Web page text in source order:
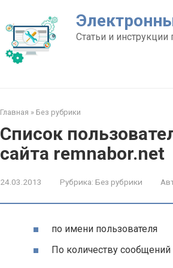
Статьи и
Главная » Без рубрики
Список
сайта remnabor.net
24.03.2013 Рубрика: Без рубрики
по имени пользователя
По количеству сообщений